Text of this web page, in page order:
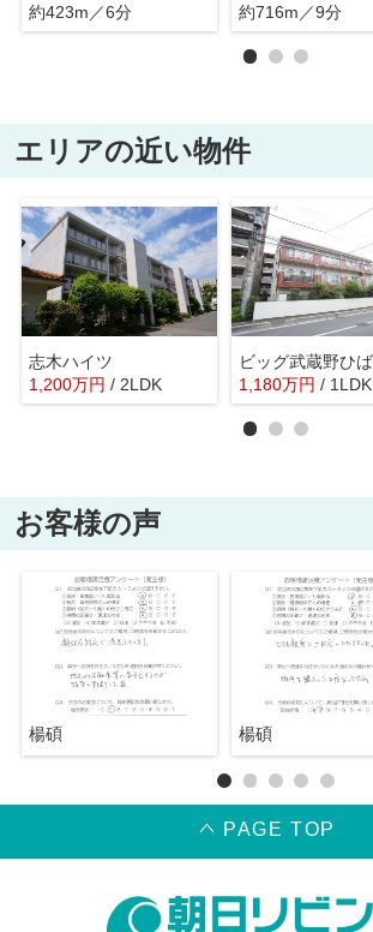
約423m／6分
約716m／9分
エリアの近い物件
志木ハイツ
1,200万円 / 2LDK
1,180万円 / 1LDK
お客様の声
楊碩 楊碩
PAGE TOP